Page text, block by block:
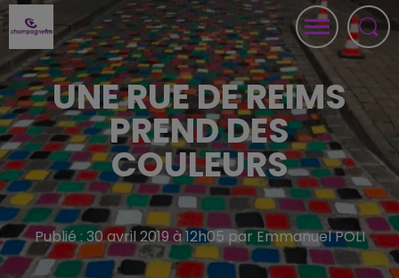
UNE RUE DE REIMS
PREND DES
COULEURS
Publié : 30 avril 2019 à 12h05 par Emmanuel POLI